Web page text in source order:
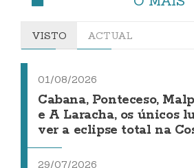
VISTO ACTUAL
01/08/2026
Cabana, Ponteceso,
e A Laracha, os únicos
ver a eclipse total na
29/07/2026